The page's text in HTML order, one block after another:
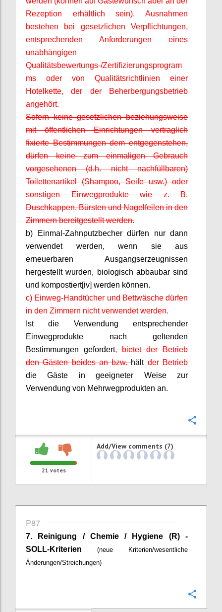
Rezeption erhältlich sein). Ausnahmen
bestehen bei gesetzlichen Verpflichtungen,
entsprechenden Anforderungen eines
unabhängigen
Qualitätsbewertungs-/Zertifizierungsprogram
ms oder von Qualitätsrichtlinien einer
Hotelkette, der der Beherbergungsbetrieb
angehört.
Sofern keine gesetzlichen beziehungsweise
mit öffentlichen Einrichtungen vertraglich
fixierte Bestimmungen dem entgegenstehen,
dürfen keine zum einmaligen Gebrauch
vorgesehenen (d.h. nicht nachfüllbaren)
Toilettenartikel (Shampoo, Seife usw.) oder
sonstigen Einwegprodukte wie z. B.
Duschkappen, Bürsten und Nagelfeilen in den
Zimmern bereitgestellt werden.
b) Einmal-Zahnputzbecher dürfen nur dann
verwendet werden, wenn sie aus
erneuerbaren Ausgangserzeugnissen
hergestellt wurden, biologisch abbaubar sind
und kompostiert[iv] werden können.
c) Einweg-Handtücher und Bettwäsche dürfen
in den Zimmern nicht verwendet werden.
Ist die Verwendung entsprechender
Einwegprodukte nach geltenden
Bestimmungen gefordert, bietet der Betrieb
den Gästen beides an bzw.hält der Betrieb
die Gäste in geeigneter Weise zur
Verwendung von Mehrwegprodukten an.
21 votes
Add/View comments (7)
P87
7.
Reinigung / Chemie / Hygiene (R) -
SOLL-Kriterien (neue Kriterien/wesentliche
Änderungen/Streichungen)